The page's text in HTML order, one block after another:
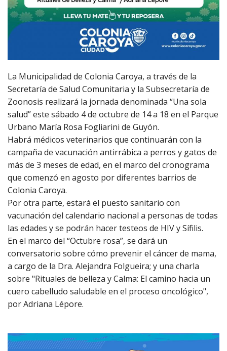
La Municipalidad de Colonia Caroya, a través de la
Secretaría de Salud Comunitaria y la Subsecretaría de
Zoonosis realizará la jornada denominada “Una sola
salud” este sábado 4 de octubre de 14 a 18 en el Parque
Urbano María Rosa Fogliarini de Guyón.
Habrá médicos veterinarios que continuarán con la
campaña de vacunación antirrábica a perros y gatos de
más de 3 meses de edad, en el marco del cronograma
que comenzó en agosto por diferentes barrios de
Colonia Caroya.
Por otra parte, estará el puesto sanitario con
vacunación del calendario nacional a personas de todas
las edades y se podrán hacer testeos de HIV y Sífilis.
En el marco del “Octubre rosa”, se dará un
conversatorio sobre cómo prevenir el cáncer de mama,
a cargo de la Dra. Alejandra Folgueira; y una charla
sobre "Rituales de belleza y Calma: El camino hacia un
cuero cabelludo saludable en el proceso oncológico",
por Adriana Lépore.